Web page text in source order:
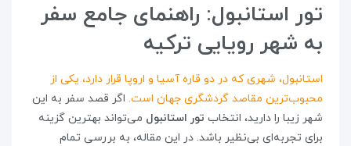
تور استانبول: راهنمای جامع سفر
به شهر رویایی ترکیه
استانبول، شهری که در دو قاره آسیا و اروپا قرار دارد، یکی از
محبوب‌ترین مقاصد گردشگری جهان است. اگر قصد سفر به این
شهر زیبا را دارید، انتخاب تور استانبول می‌تواند بهترین گزینه
برای تجربه‌ای بی‌نظیر باشد. در این مقاله، به بررسی تمام